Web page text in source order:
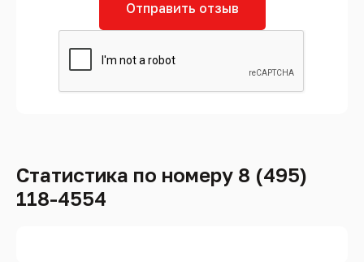
Отправить отзыв
Статистика по номеру 8 (495)
118-4554